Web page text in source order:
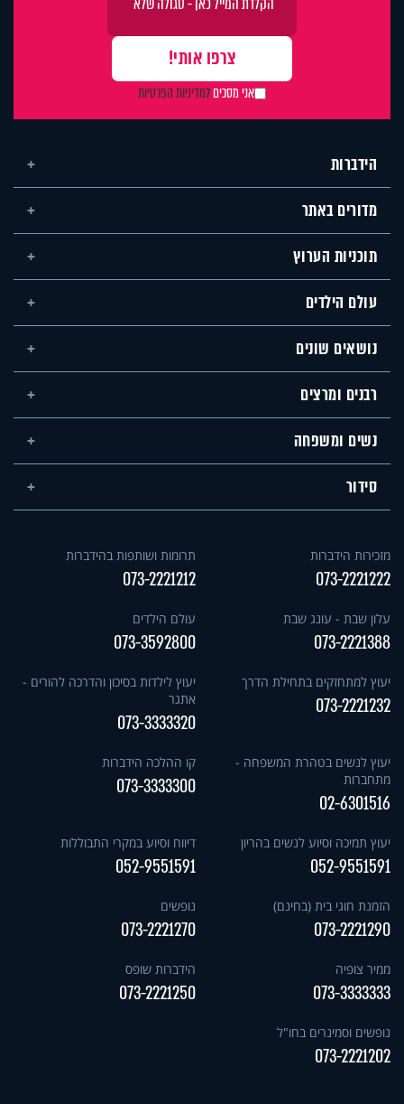
אני מסכיםלמדיניות הפרטיות
הידברות
מדורים באתר
תוכניות הערוץ
עולם הילדים
נושאים שונים
רבנים ומרצים
נשים ומשפחה
סידור
מזכירות הידברות
073-2221222
תרומות ושותפות בהידברות
073-2221212
עלון שבת - עונג שבת
073-2221388
עולם הילדים
073-3592800
יעוץ למתחזקים בתחילת הדרך
073-2221232
יעוץ לילדות בסיכון והדרכה להורים -
אתגר
073-3333320
יעוץ לנשים בטהרת המשפחה -
מתחברות
02-6301516
קו ההלכה הידברות
073-3333300
יעוץ תמיכה וסיוע לנשים בהריון
052-9551591
דיווח וסיוע במקרי התבוללות
052-9551591
הזמנת חוגי בית (בחינם)
073-2221290
נופשים
073-2221270
ממיר צופיה
073-3333333
הידברות שופס
073-2221250
נופשים וסמינרים בחו"ל
073-2221202